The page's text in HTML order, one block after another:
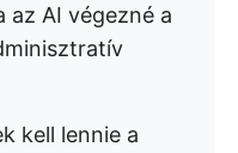
az AI végezné a
kell lennie a